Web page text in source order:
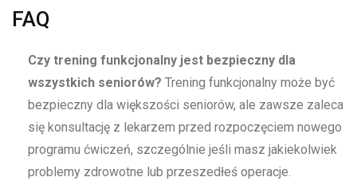
FAQ
Czy trening funkcjonalny jest bezpieczny dla
wszystkich seniorów? Trening funkcjonalny może być
bezpieczny dla większości seniorów, ale zawsze zaleca
się konsultację z lekarzem przed rozpoczęciem nowego
programu ćwiczeń, szczególnie jeśli masz jakiekolwiek
problemy zdrowotne lub przeszedłeś operacje.